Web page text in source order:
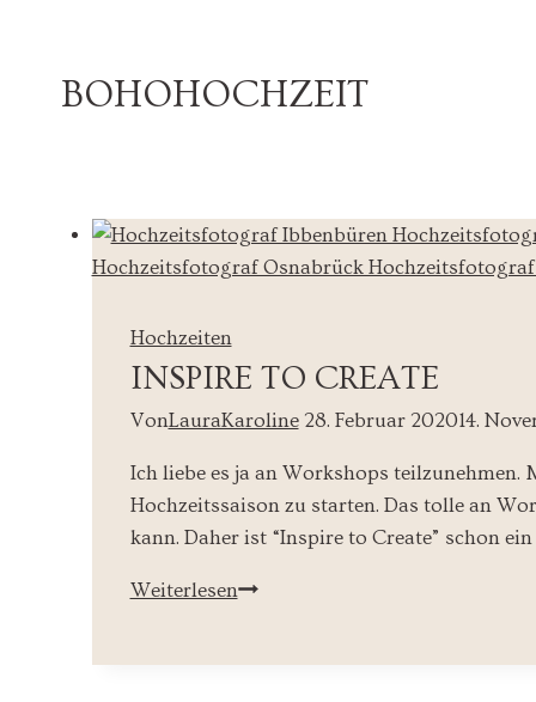
BOHOHOCHZEIT
Hochzeiten
INSPIRE TO CREATE
VonLauraKaroline 28. Februar 202014.
Ich liebe es ja an Workshops
Hochzeitssaison zu starten. Das tolle an
kann. Daher ist “Inspire to Create” schon
WeiterlesenInspire